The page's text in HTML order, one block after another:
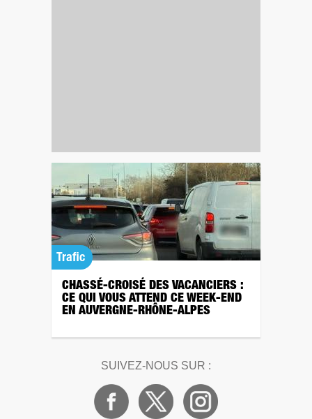
Trafic
CHASSÉ-CROISÉ DES VACANCIERS :
CE QUI VOUS ATTEND CE WEEK-END
EN AUVERGNE-RHÔNE-ALPES
SUIVEZ-NOUS SUR :